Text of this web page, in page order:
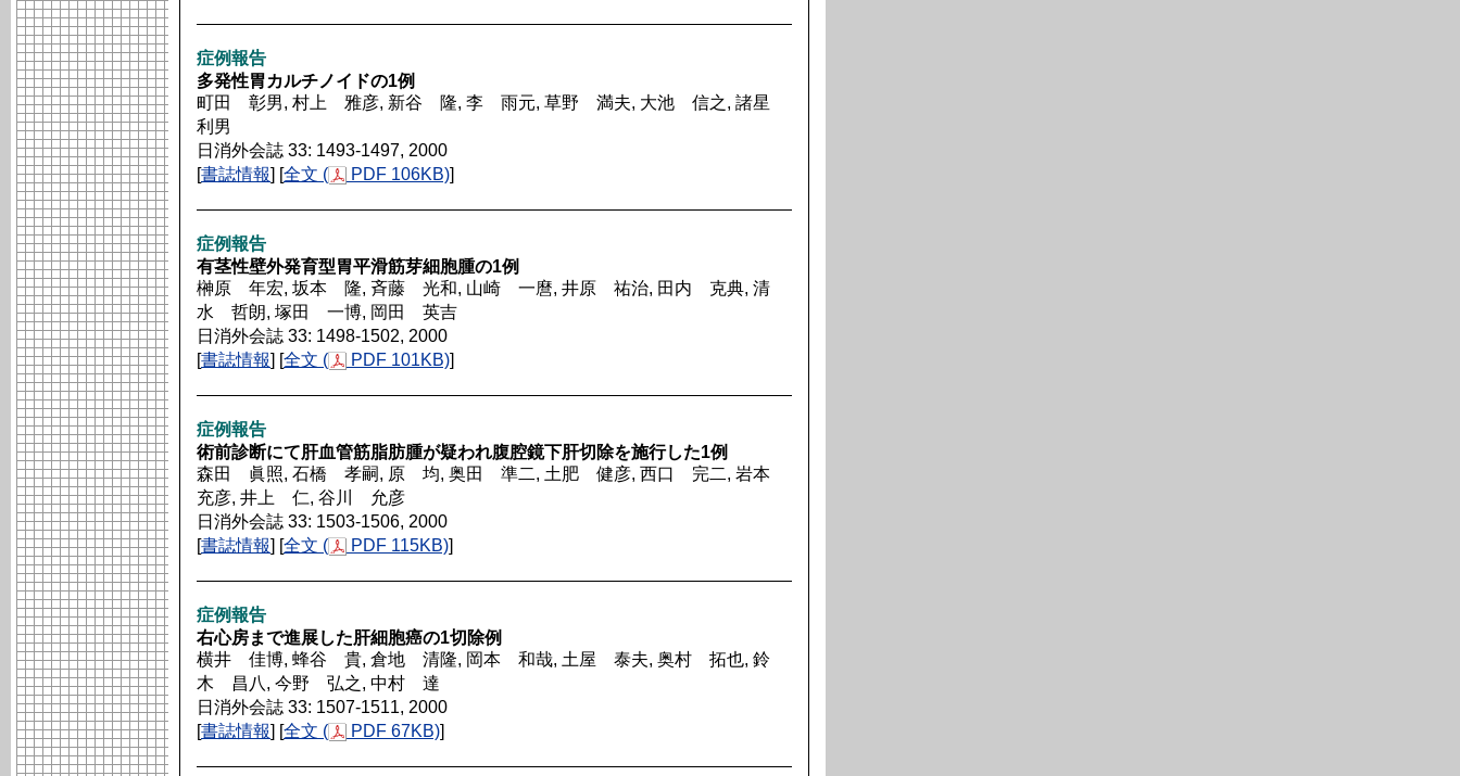
症例報告
多発性胃カルチノイドの1例
町田 彰男, 村上 雅彦, 新谷 隆, 李 雨元, 草野 満夫, 大池 信之, 諸星
利男
日消外会誌 33: 1493-1497, 2000
[書誌情報] [全文 ( PDF 106KB)]
症例報告
有茎性壁外発育型胃平滑筋芽細胞腫の1例
榊原 年宏, 坂本 隆, 斉藤 光和, 山崎 一麿, 井原 祐治, 田内 克典, 清
水 哲朗, 塚田 一博, 岡田 英吉
日消外会誌 33: 1498-1502, 2000
[書誌情報] [全文 ( PDF 101KB)]
症例報告
術前診断にて肝血管筋脂肪腫が疑われ腹腔鏡下肝切除を施行した1例
森田 眞照, 石橋 孝嗣, 原 均, 奥田 準二, 土肥 健彦, 西口 完二, 岩本
充彦, 井上 仁, 谷川 允彦
日消外会誌 33: 1503-1506, 2000
[書誌情報] [全文 ( PDF 115KB)]
症例報告
右心房まで進展した肝細胞癌の1切除例
横井 佳博, 蜂谷 貴, 倉地 清隆, 岡本 和哉, 土屋 泰夫, 奥村 拓也, 鈴
木 昌八, 今野 弘之, 中村 達
日消外会誌 33: 1507-1511, 2000
[書誌情報] [全文 ( PDF 67KB)]